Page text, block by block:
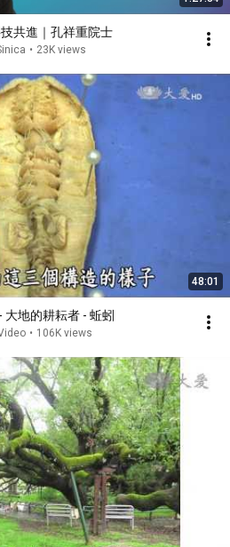
共進｜孔祥重院士
• 23K views
48:01
大地的耕耘者 - 蚯蚓
• 106K views